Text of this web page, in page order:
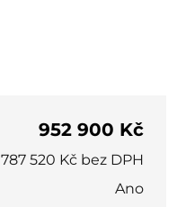
952 900 Kč
787 520 Kč bez DPH
Ano